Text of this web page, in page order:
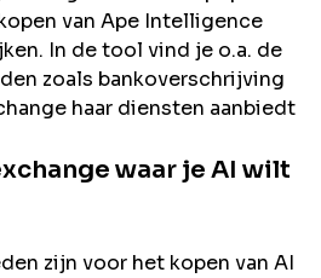
van Ape Intelligence
In de tool vind je o.a. de
zoals bankoverschrijving
haar diensten aanbiedt
waar je AI wilt
zijn voor het kopen van AI